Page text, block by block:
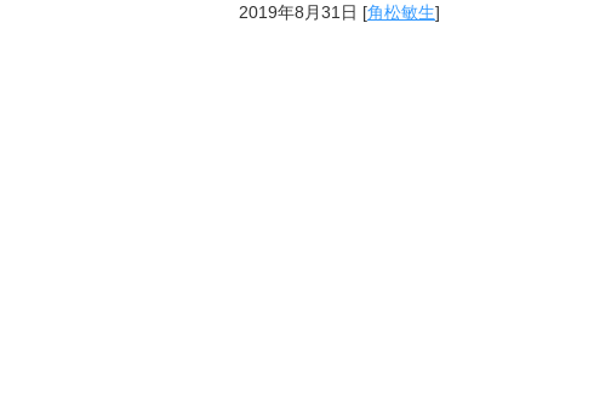
2019年8月31日 [角松敏生]